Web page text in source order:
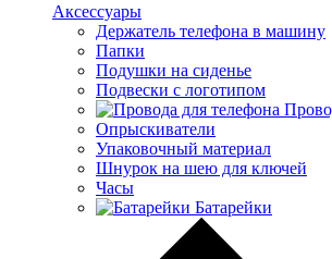
Аксессуары
Держатель телефона в машину
Папки
Подушки на сиденье
Подвески с логотипом
Опрыскиватели
Упаковочный материал
Шнурок на шею для ключей
Часы
Батарейки